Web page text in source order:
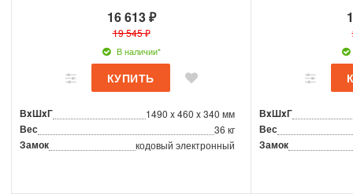
16 613 ₽
19 545 ₽
В наличии*
ВxШxГ 1490 x 460 x 340 мм
Вес 36 кг
Замок кодовый электронный
ВxШxГ
Вес
Замок